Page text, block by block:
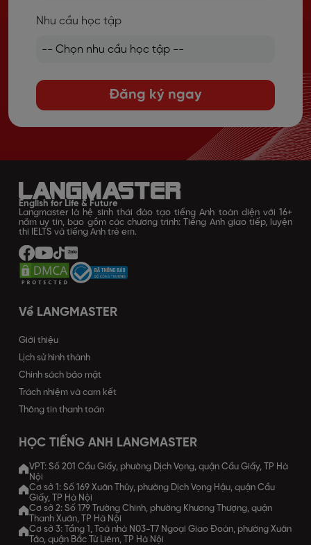
Nhu cầu học tập
Đăng ký ngay
English for Life & Future
Langmaster là hệ sinh thái đào tạo tiếng Anh toàn diện với 16+
năm uy tín, bao gồm các chương trình: Tiếng Anh giao tiếp, luyện
thi IELTS và tiếng Anh trẻ em.
Về LANGMASTER
Giới thiệu
Lịch sử hình thành
Chính sách bảo mật
Trách nhiệm và cam kết
Thông tin thanh toán
HỌC TIẾNG ANH LANGMASTER
VPT: Số 201 Cầu Giấy, phường Dịch Vọng, quận Cầu Giấy, TP Hà
Nội
Cơ sở 1: Số 169 Xuân Thủy, phường Dịch Vọng Hậu, quận Cầu
Giấy, TP Hà Nội
Cơ sở 2: Số 179 Trường Chinh, phường Khương Thượng, quận
Thanh Xuân, TP Hà Nội
Cơ sở 3: Tầng 1, Toà nhà N03-T7 Ngoại Giao Đoàn, phường Xuân
Tảo, quận Bắc Từ Liêm, TP Hà Nội